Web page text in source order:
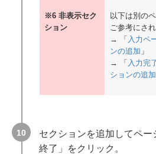
※6 非表示セク
ション
以下は別の
ご参考にさ
→ 「 入力ペ
ンの追加 」
→ 「 入力完
ションの追加
セクションを追加してペ
終了」をクリック。